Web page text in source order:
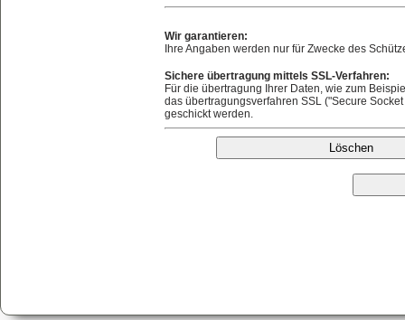
Wir garantieren:
Ihre Angaben werden nur für Zwecke des
Sichere übertragung mittels SSL-Verfahren:
Für die übertragung Ihrer Daten, wie zum
das übertragungsverfahren SSL ("Secure
geschickt werden.
Löschen